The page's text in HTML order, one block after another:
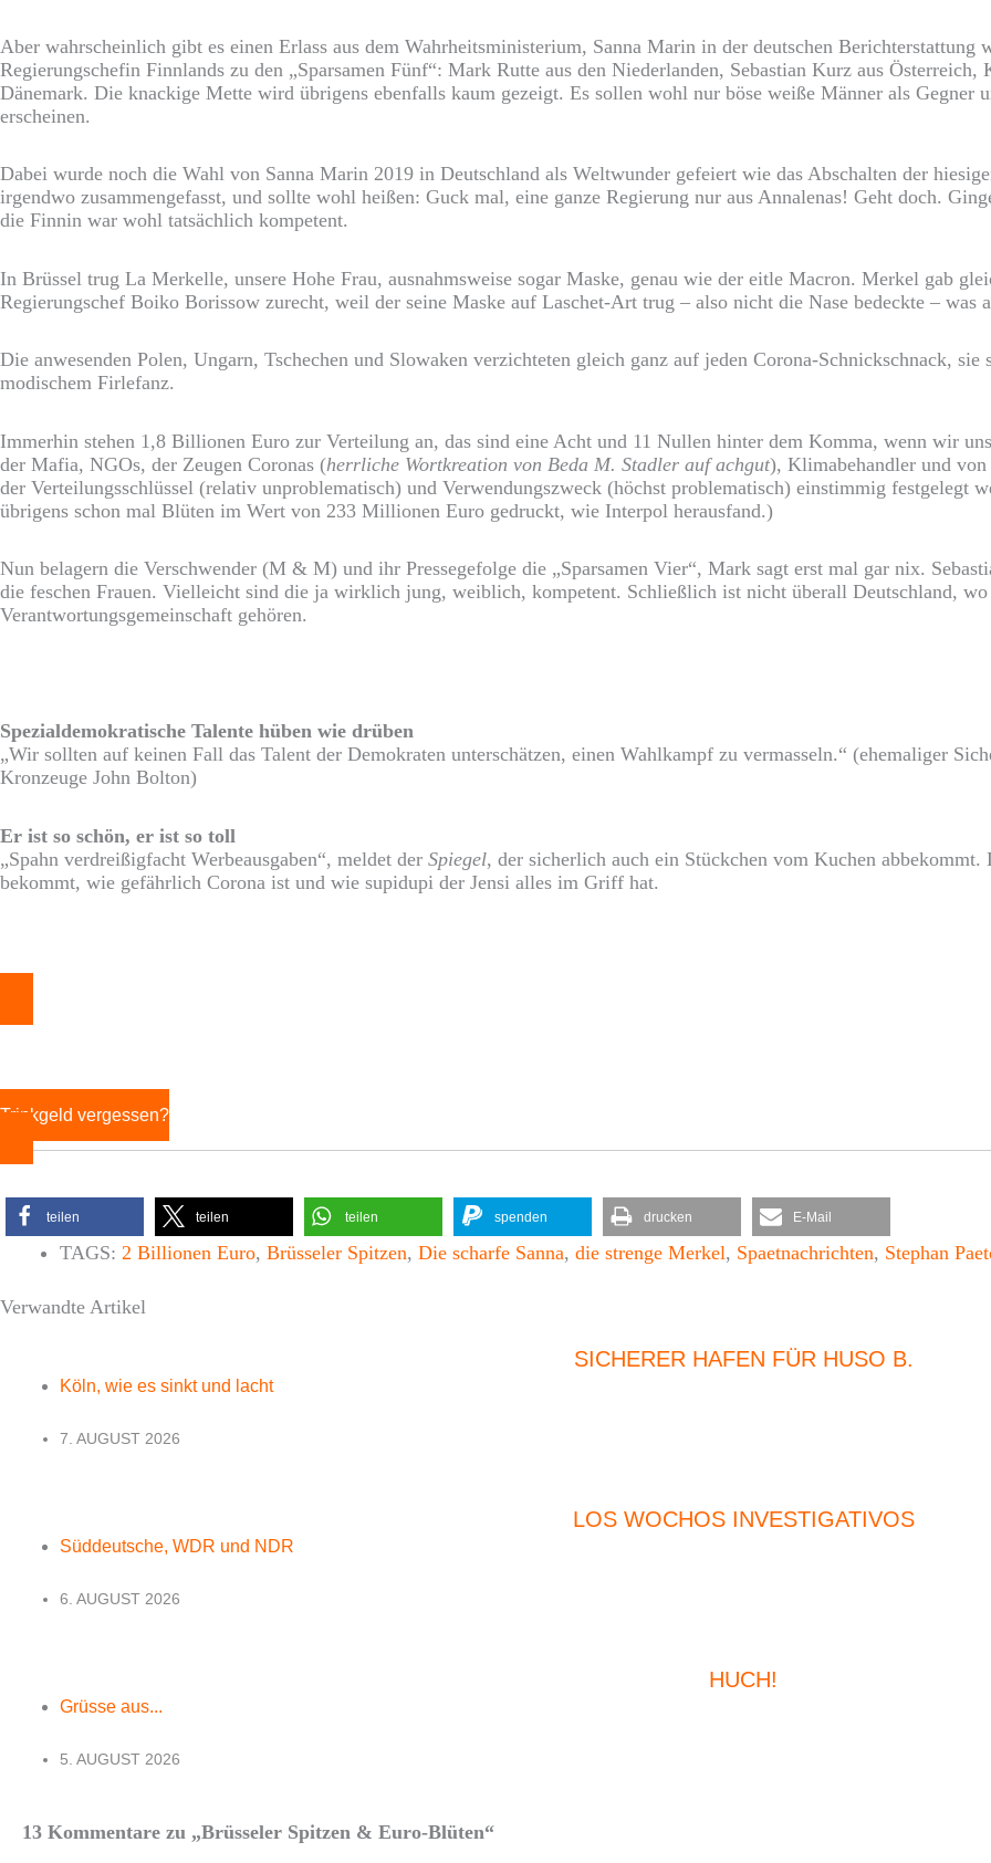
Aber wahrscheinlich gibt es einen Erlass aus dem Wahrheitsministerium, Sanna Marin in der deutschen Berichterstattung
Regierungschefin Finnlands zu den „Sparsamen Fünf“: Mark Rutte aus den Niederlanden, Sebastian Kurz aus Österreich,
Dänemark. Die knackige Mette wird übrigens ebenfalls kaum gezeigt. Es sollen wohl nur böse weiße Männer als Gegner
erscheinen.
Dabei wurde noch die Wahl von Sanna Marin 2019 in Deutschland als Weltwunder gefeiert wie das Abschalten der
irgendwo zusammengefasst, und sollte wohl heißen: Guck mal, eine ganze Regierung nur aus Annalenas! Geht doch.
die Finnin war wohl tatsächlich kompetent.
In Brüssel trug La Merkelle, unsere Hohe Frau, ausnahmsweise sogar Maske, genau wie der eitle Macron. Merkel gab
Regierungschef Boiko Borissow zurecht, weil der seine Maske auf Laschet-Art trug – also nicht die Nase bedeckte – was
Die anwesenden Polen, Ungarn, Tschechen und Slowaken verzichteten gleich ganz auf jeden Corona-Schnickschnack,
modischem Firlefanz.
Immerhin stehen 1,8 Billionen Euro zur Verteilung an, das sind eine Acht und 11 Nullen hinter dem Komma, wenn wir
der Mafia, NGOs, der Zeugen Coronas (herrliche Wortkreation von Beda M. Stadler auf achgut), Klimabehandler und
der Verteilungsschlüssel (relativ unproblematisch) und Verwendungszweck (höchst problematisch) einstimmig festgelegt
übrigens schon mal Blüten im Wert von 233 Millionen Euro gedruckt, wie Interpol herausfand.)
Nun belagern die Verschwender (M & M) und ihr Pressegefolge die „Sparsamen Vier“, Mark sagt erst mal gar nix.
die feschen Frauen. Vielleicht sind die ja wirklich jung, weiblich, kompetent. Schließlich ist nicht überall Deutschland,
Verantwortungsgemeinschaft gehören.
Spezialdemokratische Talente hüben wie drüben
„Wir sollten auf keinen Fall das Talent der Demokraten unterschätzen, einen Wahlkampf zu vermasseln.“ (ehemaliger
Kronzeuge John Bolton)
Er ist so schön, er ist so toll
„Spahn verdreißigfacht Werbeausgaben“, meldet der Spiegel, der sicherlich auch ein Stückchen vom Kuchen
bekommt, wie gefährlich Corona ist und wie supidupi der Jensi alles im Griff hat.
Trinkgeld vergessen?
teilen teilen teilen spenden drucken E-Mail
TAGS: 2 Billionen Euro, Brüsseler Spitzen, Die scharfe Sanna, die strenge Merkel, Spaetnachrichten, Stephan
Verwandte Artikel
SICHERER HAFEN FÜR HUSO B.
Köln, wie es sinkt und lacht
7. AUGUST 2026
LOS WOCHOS INVESTIGATIVOS
Süddeutsche, WDR und NDR
6. AUGUST 2026
HUCH!
Grüsse aus...
5. AUGUST 2026
13 Kommentare zu „Brüsseler Spitzen & Euro-Blüten“